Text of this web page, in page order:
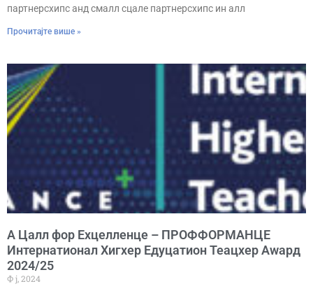
партнерсхипс анд смалл сцале партнерсхипс ин алл
Прочитајте више »
А Цалл фор Еxцелленце – ПРОФФОРМАНЦЕ
Интернатионал Хигхер Едуцатион Теацхер Аwард
2024/25
Ф ј, 2024